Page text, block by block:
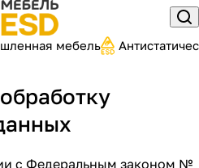
мебель
с Федеральным законом №